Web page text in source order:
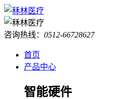
咨询热线： 0512-66728627
首页
产品中心
智能硬件